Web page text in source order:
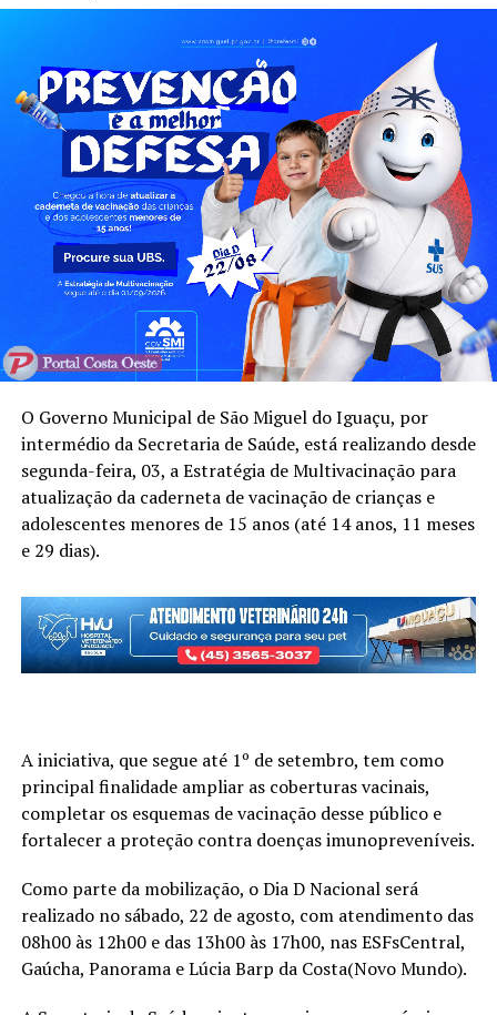
O Governo Municipal de São Miguel do Iguaçu, por
intermédio da Secretaria de Saúde, está realizando desde
segunda-feira, 03, a Estratégia de Multivacinação para
atualização da caderneta de vacinação de crianças e
adolescentes menores de 15 anos (até 14 anos, 11 meses
e 29 dias).
A iniciativa, que segue até 1º de setembro, tem como
principal finalidade ampliar as coberturas vacinais,
completar os esquemas de vacinação desse público e
fortalecer a proteção contra doenças imunopreveníveis.
Como parte da mobilização, o Dia D Nacional será
realizado no sábado, 22 de agosto, com atendimento das
08h00 às 12h00 e das 13h00 às 17h00, nas ESFsCentral,
Gaúcha, Panorama e Lúcia Barp da Costa(Novo Mundo).